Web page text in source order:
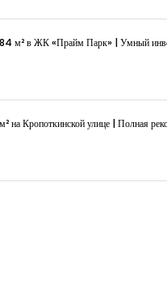
84 м² в ЖК «Прайм Парк» | Умный
на Кропоткинской улице | Полная